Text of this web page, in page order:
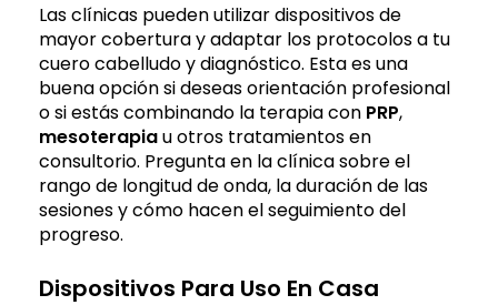
Las clínicas pueden utilizar dispositivos de
mayor cobertura y adaptar los protocolos a tu
cuero cabelludo y diagnóstico. Esta es una
buena opción si deseas orientación profesional
o si estás combinando la terapia con PRP,
mesoterapiau otros tratamientos en
consultorio. Pregunta en la clínica sobre el
rango de longitud de onda, la duración de las
sesiones y cómo hacen el seguimiento del
progreso.
Dispositivos Para Uso En Casa